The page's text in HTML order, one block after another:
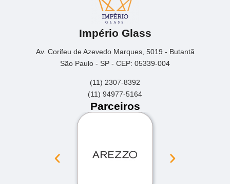
Império Glass
Av. Corifeu de Azevedo Marques, 5019 - Butantã
São Paulo - SP - CEP: 05339-004
(11) 2307-8392
(11) 94977-5164
Parceiros
‹ ›